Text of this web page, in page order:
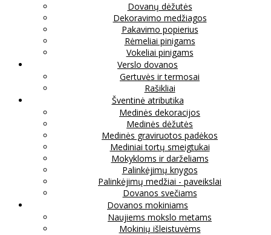
Dovanų dėžutės
Dekoravimo medžiagos
Pakavimo popierius
Rėmeliai pinigams
Vokeliai pinigams
Verslo dovanos
Gertuvės ir termosai
Rašikliai
Šventinė atributika
Medinės dekoracijos
Medinės dėžutės
Medinės graviruotos padėkos
Mediniai tortų smeigtukai
Mokykloms ir darželiams
Palinkėjimų knygos
Palinkėjimų medžiai - paveikslai
Dovanos svečiams
Dovanos mokiniams
Naujiems mokslo metams
Mokinių išleistuvėms